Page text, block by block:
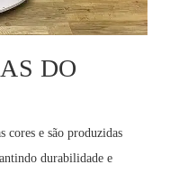
DO
cores e são produzidas
durabilidade e